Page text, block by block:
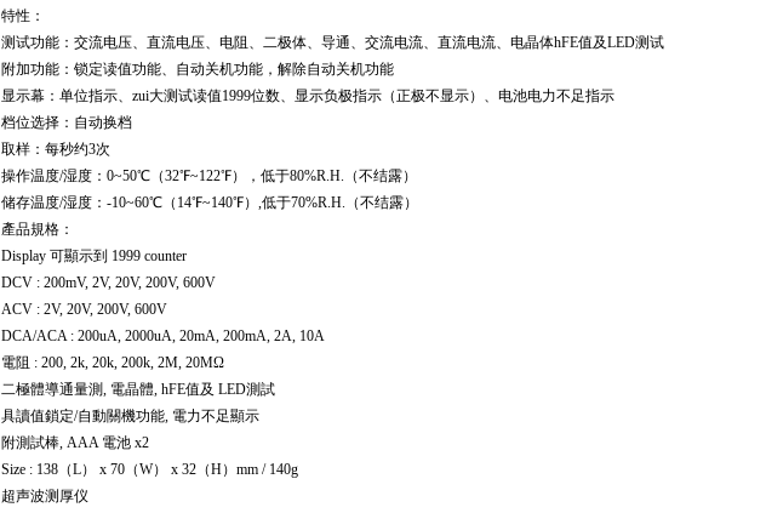
特性：
测试功能：交流电压、直流电压、电阻、二极体、导通、交流电流、直流电流、电晶体hFE值及LED测试
附加功能：锁定读值功能、自动关机功能，解除自动关机功能
显示幕：单位指示、zui大测试读值1999位数、显示负极指示（正极不显示）、电池电力不足指示
档位选择：自动换档
取样：每秒约3次
操作温度/湿度：0~50℃（32℉~122℉），低于80%R.H.（不结露）
储存温度/湿度：-10~60℃（14℉~140℉）,低于70%R.H.（不结露）
產品規格：
Display 可顯示到 1999 counter
DCV : 200mV, 2V, 20V, 200V, 600V
ACV : 2V, 20V, 200V, 600V
DCA/ACA : 200uA, 2000uA, 20mA, 200mA, 2A, 10A
電阻 : 200, 2k, 20k, 200k, 2M, 20MΩ
二極體導通量測, 電晶體, hFE值及 LED測試
具讀值鎖定/自動關機功能, 電力不足顯示
附測試棒, AAA 電池 x2
Size : 138（L） x 70（W） x 32（H）mm / 140g
超声波测厚仪